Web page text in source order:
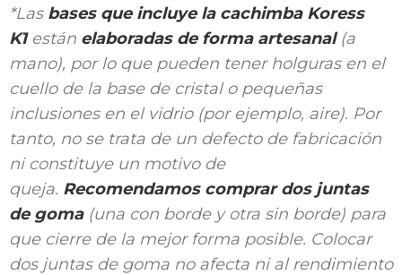
*Las bases que incluye la cachimba Koress
K1 están elaboradas de forma artesanal(a
mano), por lo que pueden tener holguras en el
cuello de la base de cristal o pequeñas
inclusiones en el vidrio (por ejemplo, aire). Por
tanto, no se trata de un defecto de fabricación
ni constituye un motivo de
queja. Recomendamos comprar dos juntas
de goma(una con borde y otra sin borde) para
que cierre de la mejor forma posible. Colocar
dos juntas de goma no afecta ni al rendimiento